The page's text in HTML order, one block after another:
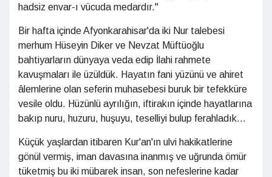
hadsiz envar-ı vücuda medardır."
Bir hafta içinde Afyonkarahisar'da iki Nur talebesi
merhum Hüseyin Diker ve Nevzat Müftüoğlu
bahtiyarların dünyaya veda edip İlahi rahmete
kavuşmaları ile üzüldük. Hayatın fani yüzünü ve ahiret
âlemlerine olan seferin muhasebesi buruk bir tefekküre
vesile oldu. Hüzünlü ayrılığın, iftirakın içinde hayatlarına
bakıp nuru, huzuru, huşuyu, teselliyi bulup ferahladık...
Küçük yaşlardan itibaren Kur'an'ın ulvi hakikatlerine
gönül vermiş, iman davasına inanmış ve uğrunda ömür
tüketmiş bu iki mübarek insan, son nefeslerine kadar